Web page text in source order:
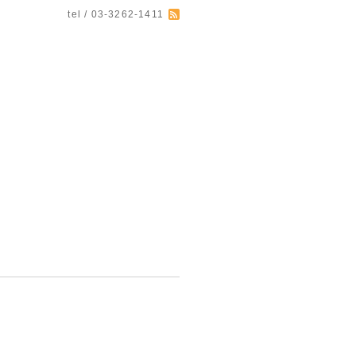
tel / 03-3262-1411